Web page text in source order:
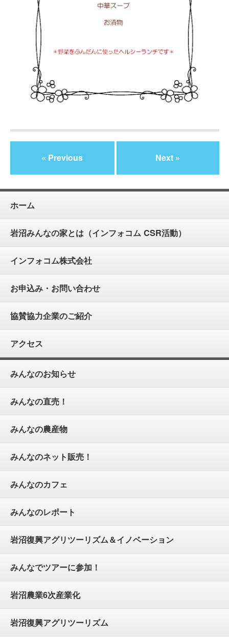
« Previous Next »
ホーム
岩沼みんなの家とは（インフォコム CSR活動）
インフォコム株式会社
お申込み・お問い合わせ
協賛協力企業のご紹介
アクセス
みんなのお知らせ
みんなの直売！
みんなの農産物
みんなのネット販売！
みんなのカフェ
みんなのレポート
岩沼復興アグリツーリズム＆イノベーション
みんなでツアーに参加！
岩沼農業6次産業化
岩沼復興アグリツーリズム